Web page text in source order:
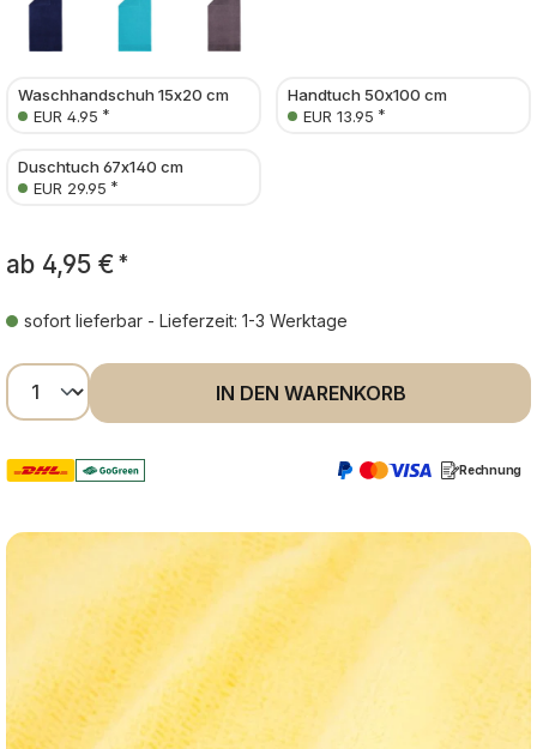
Waschhandschuh 15x20 cm
EUR 4.95 *
Handtuch 50x100 cm
EUR 13.95 *
Duschtuch 67x140 cm
EUR 29.95 *
ab 4,95 € *
sofort lieferbar - Lieferzeit: 1-3 Werktage
Produkt Anzahl: Gib den gewünschten
IN DEN WARENKORB
Rechnung